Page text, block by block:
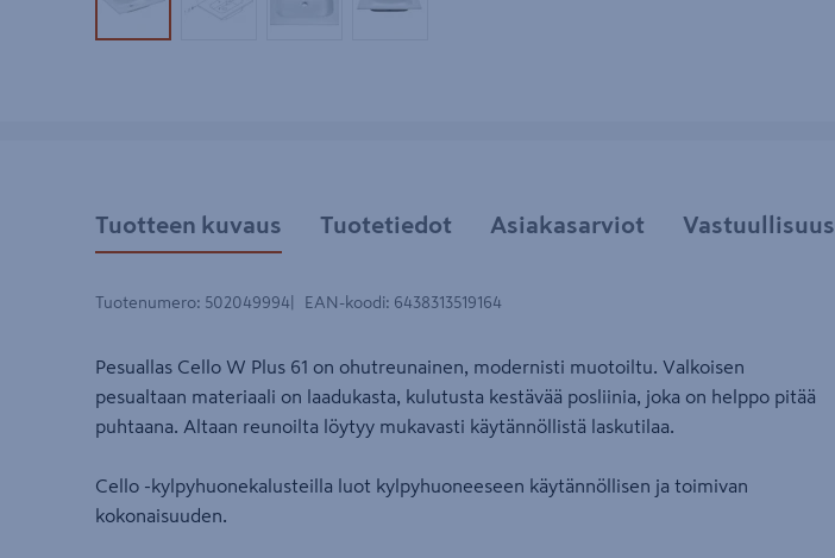
Tuotekuva 1Tuotekuva 2Tuotekuva 3Tuotekuva 4
Tuotteen kuvaus Tuotetiedot Asiakasarviot Vastuullisuus
Tuotenumero: 502049994 EAN-koodi: 6438313519164
Pesuallas Cello W Plus 61 on ohutreunainen, modernisti muotoiltu. Valkoisen
pesualtaan materiaali on laadukasta, kulutusta kestävää posliinia, joka on helppo pitää
puhtaana. Altaan reunoilta löytyy mukavasti käytännöllistä laskutilaa.
Cello -kylpyhuonekalusteilla luot kylpyhuoneeseen käytännöllisen ja toimivan
kokonaisuuden.